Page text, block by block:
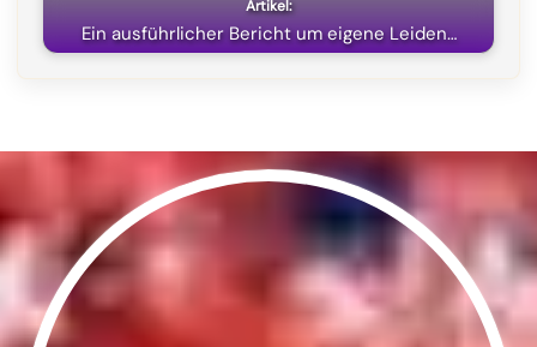
Ein ausführlicher Bericht um eigene Leiden…